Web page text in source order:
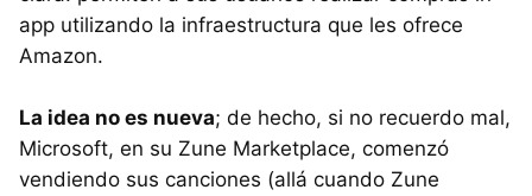
app utilizando la infraestructura que les ofrece
Amazon.
La idea no es nueva; de hecho, si no recuerdo mal,
Microsoft, en su Zune Marketplace, comenzó
vendiendo sus canciones (allá cuando Zune